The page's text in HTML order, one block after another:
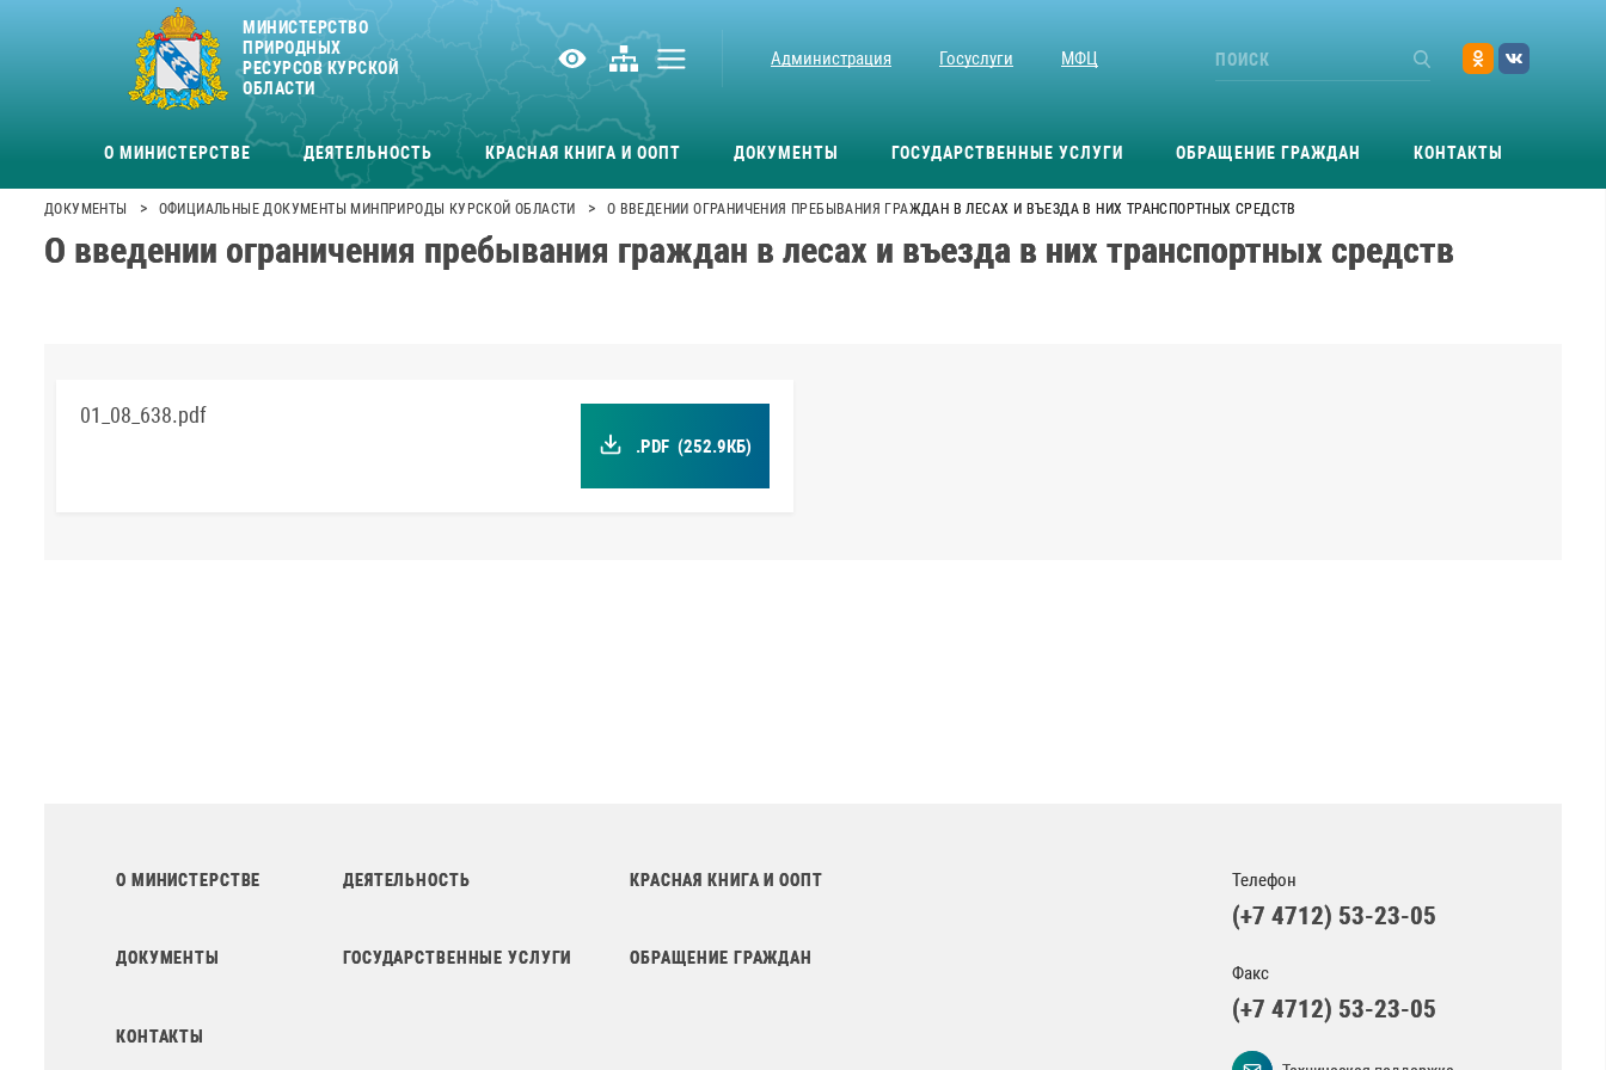
МИНИСТЕРСТВО
ПРИРОДНЫХ
РЕСУРСОВ КУРСКОЙ
ОБЛАСТИ
Администрация Госуслуги МФЦ
О МИНИСТЕРСТВЕ ДЕЯТЕЛЬНОСТЬ КРАСНАЯ КНИГА И ООПТ ДОКУМЕНТЫ ГОСУДАРСТВЕННЫЕ УСЛУГИ ОБРАЩЕНИЕ ГРАЖДАН КОНТАКТЫ
ДОКУМЕНТЫ > ОФИЦИАЛЬНЫЕ ДОКУМЕНТЫ МИНПРИРОДЫ КУРСКОЙ ОБЛАСТИ > О ВВЕДЕНИИ ОГРАНИЧЕНИЯ ПРЕБЫВАНИЯ ГРАЖДАН В ЛЕСАХ И ВЪЕЗДА В НИХ ТРАНСПОРТНЫХ СРЕДСТВ
О введении ограничения пребывания граждан в лесах и въезда в них транспортных средств
01_08_638.pdf
.PDF (252.9КБ)
О МИНИСТЕРСТВЕ ДЕЯТЕЛЬНОСТЬ КРАСНАЯ КНИГА И ООПТ
ДОКУМЕНТЫ ГОСУДАРСТВЕННЫЕ УСЛУГИ ОБРАЩЕНИЕ ГРАЖДАН
КОНТАКТЫ
Телефон
(+7 4712) 53-23-05
Факс
(+7 4712) 53-23-05